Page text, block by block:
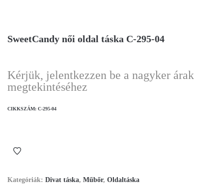
SweetCandy női oldal táska C-295-04
Kérjük, jelentkezzen be a nagyker árak
megtekintéséhez
CIKKSZÁM: C-295-04
Kategóriák: Divat táska, Műbőr, Oldaltáska